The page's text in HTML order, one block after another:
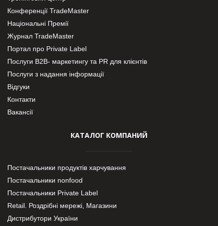
Конференції TradeMaster
Національні Премії
Журнал TradeMaster
Портал про Private Label
Послуги В2В- маркетингу та PR для клієнтів
Послуги з надання інформації
Відгуки
Контакти
Вакансії
КАТАЛОГ КОМПАНИЙ
Постачальники продуктів харчування
Постачальники nonfood
Постачальники Private Label
Retail. Роздрібні мережі, Магазини
Дистрибутори України